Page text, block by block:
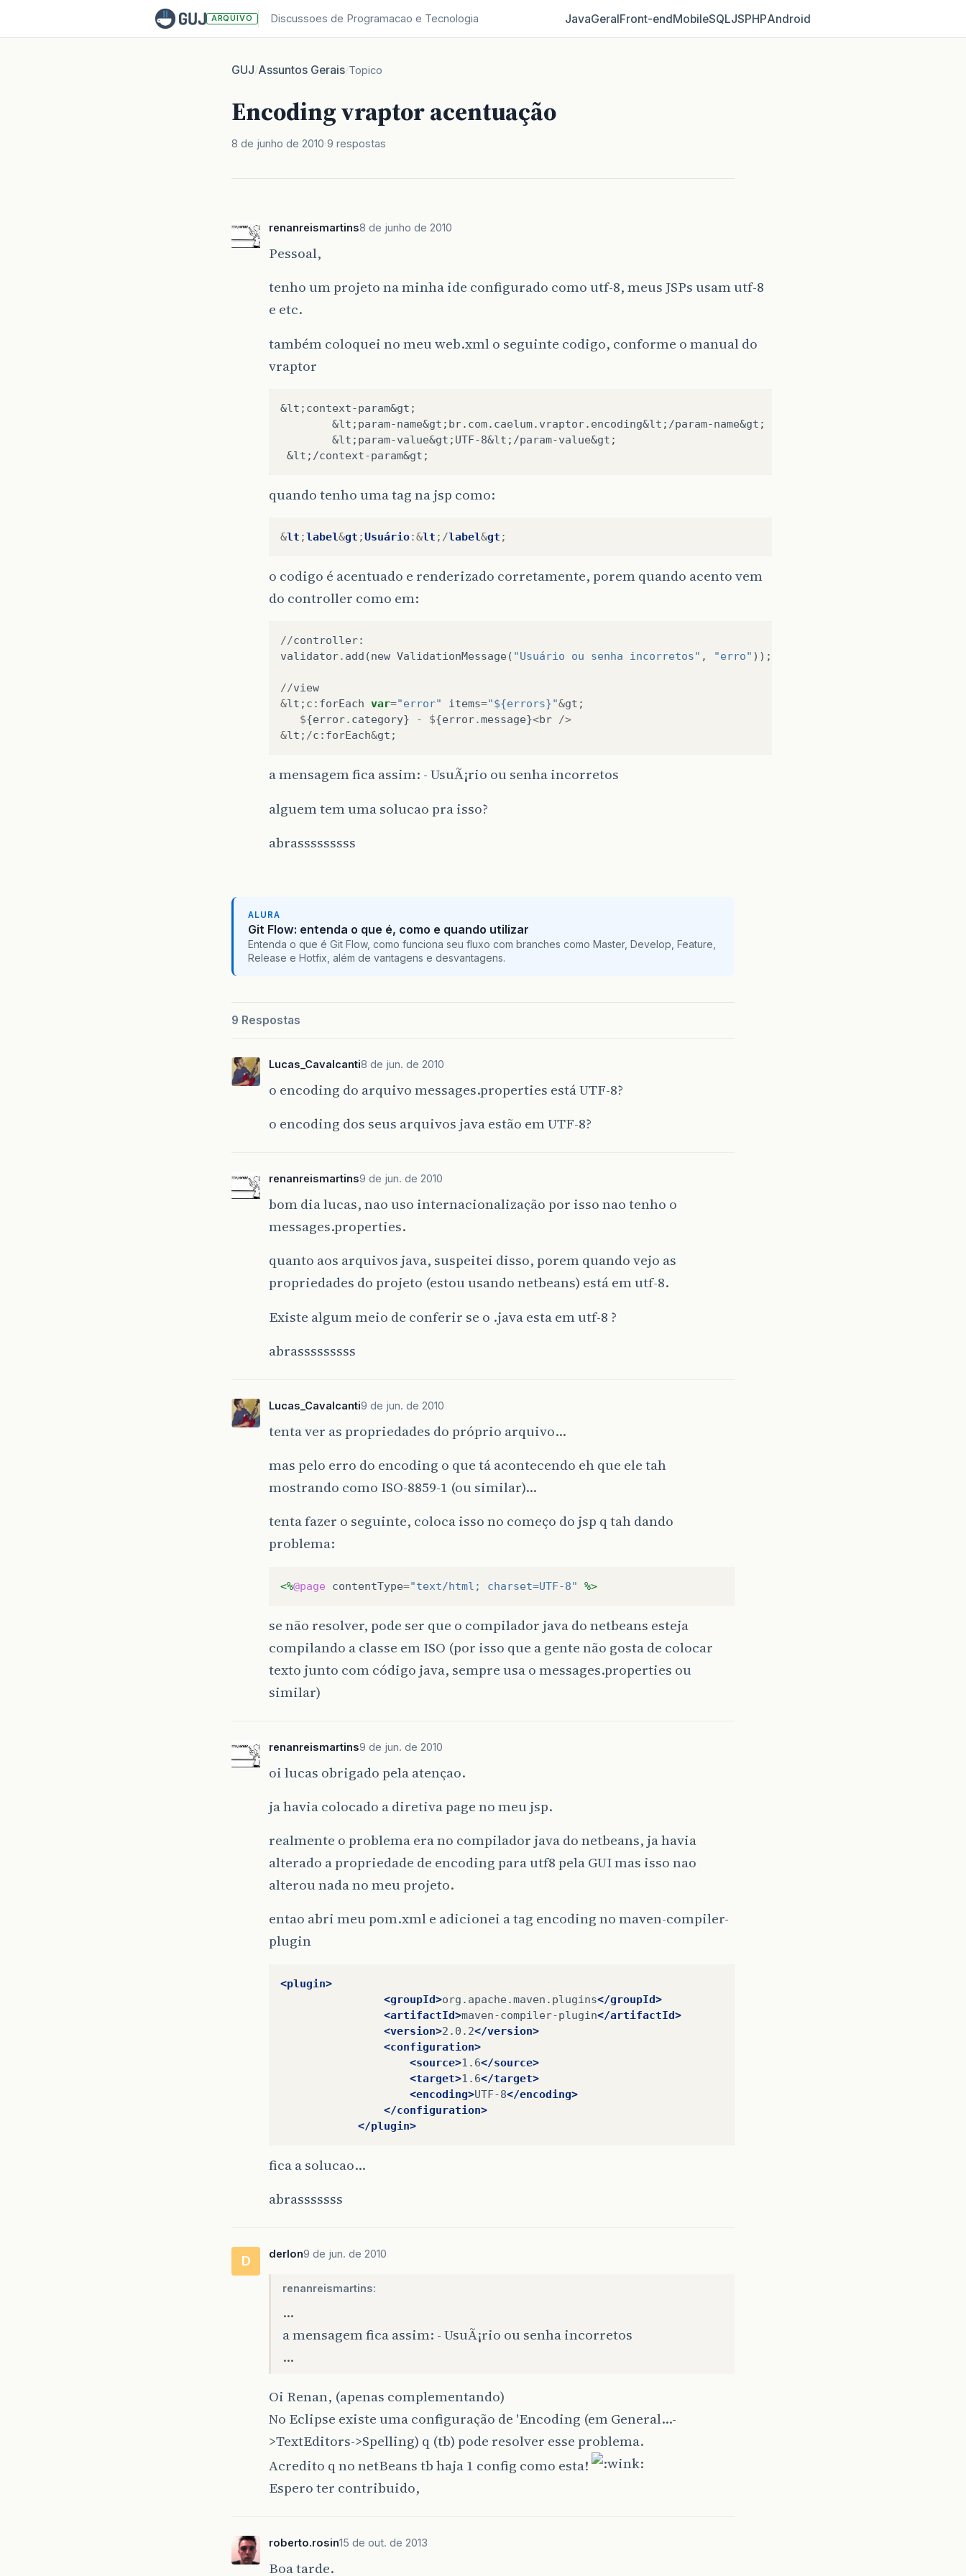
ARQUIVO Discussoes de Programacao e Tecnologia JavaGeralFront‑endMobileSQLJSPHPAndroid
GUJ/Assuntos Gerais/Topico
Encoding vraptor acentuação
8 de junho de 2010 9 respostas
renanreismartins8 de junho de 2010
Pessoal,
tenho um projeto na minha ide configurado como utf-8, meus JSPs usam utf-8
e etc.
também coloquei no meu web.xml o seguinte codigo, conforme o manual do
vraptor
&lt;context-param&gt;
        &lt;param-name&gt;br.com.caelum.vraptor.encoding&lt;/param-name&gt;
        &lt;param-value&gt;UTF-8&lt;/param-value&gt;
quando tenho uma tag na jsp como:
&lt ;label&gt ;Usuário:&lt ;/label&gt ;
o codigo é acentuado e renderizado corretamente, porem quando acento vem
do controller como em:
//controller:
validator. add (new ValidationMessage( "Usuário ou senha incorretos" , "erro" ));
//view
&lt ; c : forEach var="error" items="${errors}"&gt ;
${error. category} - ${error.message}<br
/>
&lt ; /c : forEach&gt ;
a mensagem fica assim: - UsuÃ¡rio ou senha incorretos
alguem tem uma solucao pra isso?
abrasssssssss
ALURA
Git Flow: entenda o que é, como e quando utilizar
Entenda o que é Git Flow, como funciona seu fluxo com branches como Master, Develop, Feature,
Release e Hotfix, além de vantagens e desvantagens.
9 Respostas
Lucas_Cavalcanti8 de jun. de 2010
o encoding do arquivo messages.properties está UTF-8?
o encoding dos seus arquivos java estão em UTF-8?
renanreismartins9 de jun. de 2010
bom dia lucas, nao uso internacionalização por isso nao tenho o
messages.properties.
quanto aos arquivos java, suspeitei disso, porem quando vejo as
propriedades do projeto (estou usando netbeans) está em utf-8.
Existe algum meio de conferir se o .java esta em utf-8 ?
abrasssssssss
Lucas_Cavalcanti9 de jun. de 2010
tenta ver as propriedades do próprio arquivo…
mas pelo erro do encoding o que tá acontecendo eh que ele tah
mostrando como ISO-8859-1 (ou similar)…
tenta fazer o seguinte, coloca isso no começo do jsp q tah dando
problema:
<%@page contentType="text/html; charset=UTF-8" %>
se não resolver, pode ser que o compilador java do netbeans esteja
compilando a classe em ISO (por isso que a gente não gosta de colocar
texto junto com código java, sempre usa o messages.properties ou
similar)
renanreismartins9 de jun. de 2010
oi lucas obrigado pela atençao.
ja havia colocado a diretiva page no meu jsp.
realmente o problema era no compilador java do netbeans, ja havia
alterado a propriedade de encoding para utf8 pela GUI mas isso nao
alterou nada no meu projeto.
entao abri meu pom.xml e adicionei a tag encoding no maven-compiler-
plugin
<plugin>
<groupId>org.apache.maven.plugins</groupId>
<artifactId>maven-compiler-plugin</artifactId>
<version>2.0.2</version>
<configuration>
<source>1.6</source>
<target>1.6</target>
<encoding>UTF-8</encoding>
</configuration>
</plugin>
fica a solucao…
abrasssssss
D derlon9 de jun. de 2010
renanreismartins:
…
a mensagem fica assim: - UsuÃ¡rio ou senha incorretos
…
Oi Renan, (apenas complementando)
No Eclipse existe uma configuração de 'Encoding (em General…-
>TextEditors->Spelling) q (tb) pode resolver esse problema.
Acredito q no netBeans tb haja 1 config como esta!
Espero ter contribuido,
roberto.rosin15 de out. de 2013
Boa tarde.